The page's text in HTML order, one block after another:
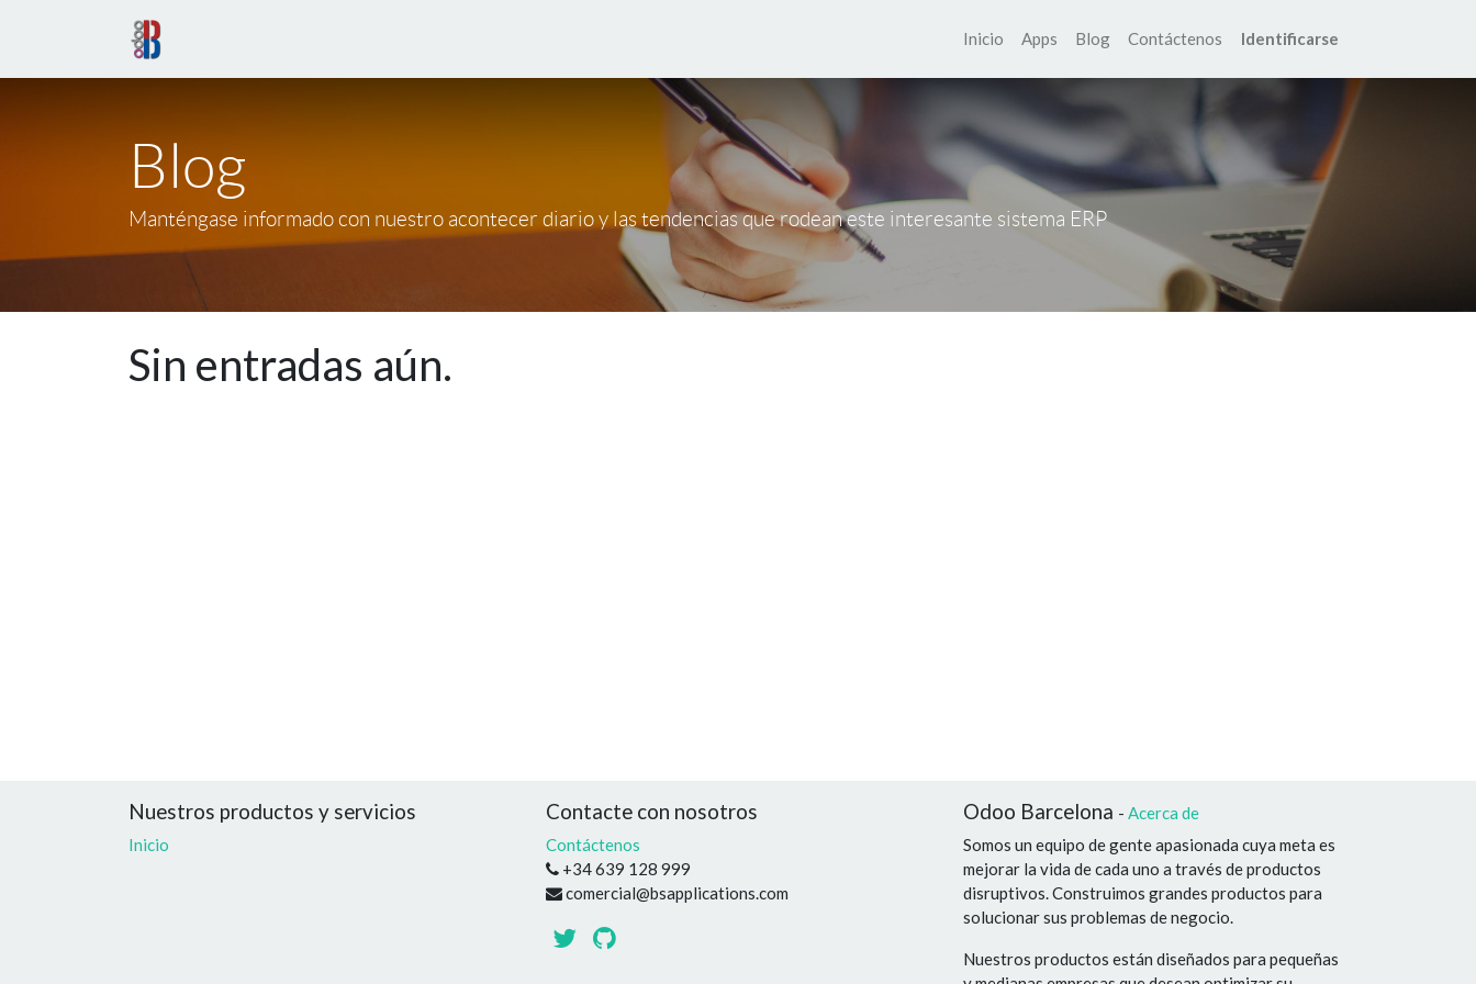
Inicio Apps Blog Contáctenos Identificarse
Blog
Manténgase informado con nuestro acontecer diario y las tendencias que rodean este interesante sistema ERP
Sin entradas aún.
Nuestros productos y servicios
Inicio
Contacte con nosotros
Contáctenos
+34 639 128 999
comercial@bsapplications.com
Odoo Barcelona - Acerca de
Somos un equipo de gente apasionada cuya meta es
mejorar la vida de cada uno a través de productos
disruptivos. Construimos grandes productos para
solucionar sus problemas de negocio.
Nuestros productos están diseñados para pequeñas